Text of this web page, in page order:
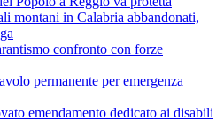
montani in Calabria abbandonati,
confronto con forze
permanente per emergenza
emendamento dedicato ai disabili